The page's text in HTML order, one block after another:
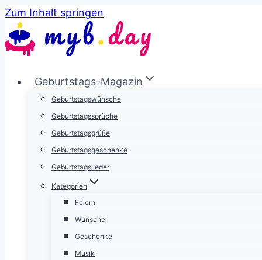
Zum Inhalt springen
Geburtstags-Magazin
Geburtstagswünsche
Geburtstagssprüche
Geburtstagsgrüße
Geburtstagsgeschenke
Geburtstagslieder
Kategorien
Feiern
Wünsche
Geschenke
Musik